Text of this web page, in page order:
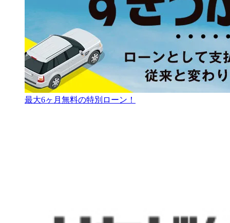
最大6ヶ月無料の特別ローン！